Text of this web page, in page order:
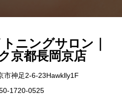
ニングサロン｜
京都長岡京店
市神足2-6-23Hawklly1F
1720-0525